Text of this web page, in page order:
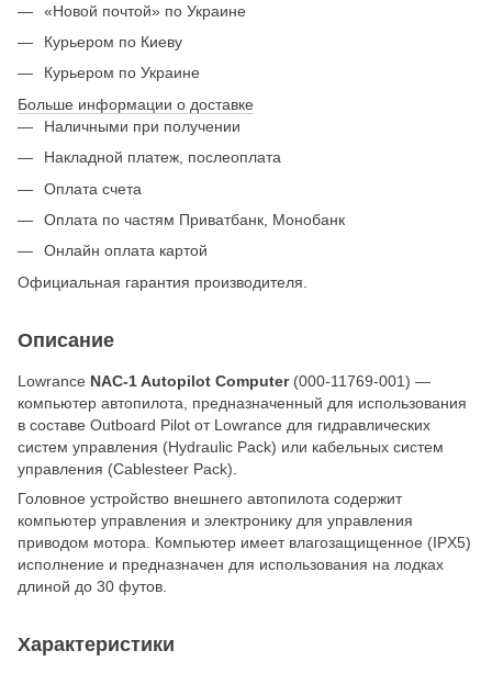
«Новой почтой» по Украине
Курьером по Киеву
Курьером по Украине
Больше информации о доставке
Наличными при получении
Накладной платеж, послеоплата
Оплата счета
Оплата по частям Приватбанк, Монобанк
Онлайн оплата картой
Официальная гарантия производителя.
Описание
Lowrance NAC-1 Autopilot Computer(000-11769-001) —
компьютер автопилота, предназначенный для использования
в составе Outboard Pilot от Lowrance для гидравлических
систем управления (Hydraulic Pack) или кабельных систем
управления (Cablesteer Pack).
Головное устройство внешнего автопилота содержит
компьютер управления и электронику для управления
приводом мотора. Компьютер имеет влагозащищенное (IPX5)
исполнение и предназначен для использования на лодках
длиной до 30 футов.
Характеристики